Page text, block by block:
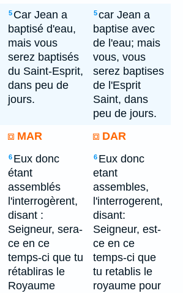
5 Car Jean a
baptisé d'eau,
mais vous
serez baptisés
du Saint-Esprit,
dans peu de
jours.
5car Jean a
baptise avec
de l'eau; mais
vous, vous
serez baptises
de l'Esprit
Saint, dans
peu de jours.
MAR DAR
6 Eux donc
étant
assemblés
l'interrogèrent,
disant :
Seigneur, sera-
ce en ce
temps-ci que tu
rétabliras le
Royaume
6 Eux donc
etant
assembles,
l'interrogerent,
disant:
Seigneur, est-
ce en ce
temps-ci que
tu retablis le
royaume pour